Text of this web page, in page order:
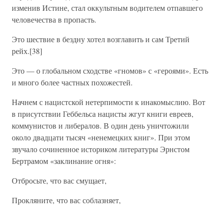
изменив Истине, стал оккультным водителем отпавшего
человечества в пропасть.
Это шествие в бездну хотел возглавить и сам Третий
рейх.[38]
Это — о глобальном сходстве «гномов» с «героями». Есть
и много более частных похожестей.
Начнем с нацистской нетерпимости к инакомыслию. Вот
в присутствии Геббельса нацисты жгут книги евреев,
коммунистов и либералов. В один день уничтожили
около двадцати тысяч «ненемецких книг». При этом
звучало сочиненное историком литературы Эрнстом
Бертрамом «заклинание огня»:
Отбросьте, что вас смущает,
Прокляните, что вас соблазняет,